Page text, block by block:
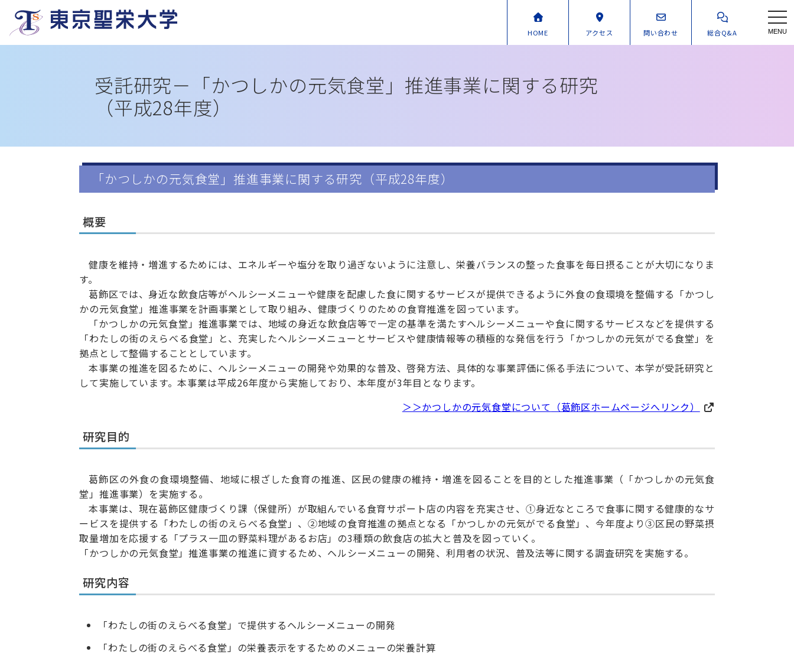
HOME アクセス 問い合わせ 総合Q&A MENU
受託研究－ 「かつしかの元気食堂」 推進事業に関する研究
（平成28年度）
「かつしかの元気食堂」推進事業に関する研究（平成28年度）
概要
健康を維持・増進するためには、エネルギーや塩分を取り過ぎないように注意し、栄養バランスの整った食事を毎日摂ることが大切になりま
す。
葛飾区では、身近な飲食店等がヘルシーメニューや健康を配慮した食に関するサービスが提供できるように外食の食環境を整備する「かつし
かの元気食堂」推進事業を計画事業として取り組み、健康づくりのための食育推進を図っています。
「かつしかの元気食堂」推進事業では、地域の身近な飲食店等で一定の基準を満たすヘルシーメニューや食に関するサービスなどを提供する
「わたしの街のえらべる食堂」と、充実したヘルシーメニューとサービスや健康情報等の積極的な発信を行う「かつしかの元気がでる食堂」を
拠点として整備することとしています。
本事業の推進を図るために、ヘルシーメニューの開発や効果的な普及、啓発方法、具体的な事業評価に係る手法について、本学が受託研究と
して実施しています。本事業は平成26年度から実施しており、本年度が3年目となります。
＞＞かつしかの元気食堂について （葛飾区ホームページへリンク）
研究目的
葛飾区の外食の食環境整備、地域に根ざした食育の推進、区民の健康の維持・増進を図ることを目的とした推進事業（「かつしかの元気食
堂」推進事業）を実施する。
本事業は、現在葛飾区健康づくり課（保健所）が取組んでいる食育サポート店の内容を充実させ、①身近なところで食事に関する健康的なサ
ービスを提供する「わたしの街のえらべる食堂」、②地域の食育推進の拠点となる「かつしかの元気がでる食堂」、今年度より③区民の野菜摂
取量増加を応援する「プラス一皿の野菜料理があるお店」の3種類の飲食店の拡大と普及を図っていく。
「かつしかの元気食堂」推進事業の推進に資するため、ヘルシーメニューの開発、利用者の状況、普及法等に関する調査研究を実施する。
研究内容
「わたしの街のえらべる食堂」で提供するヘルシーメニューの開発
「わたしの街のえらべる食堂」の栄養表示をするためのメニューの栄養計算